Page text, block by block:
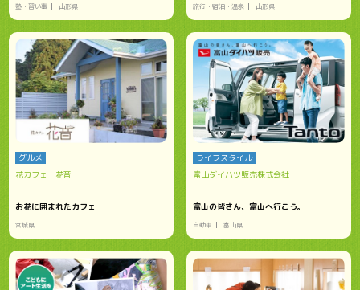
塾・習い事 山形県 旅行・宿泊・温泉 山形県
グルメ
花カフェ 花音
お花に囲まれたカフェ
宮城県
ライフスタイル
富山ダイハツ販売株式会社
富山の皆さん、富山へ行こう。
自動車 富山県